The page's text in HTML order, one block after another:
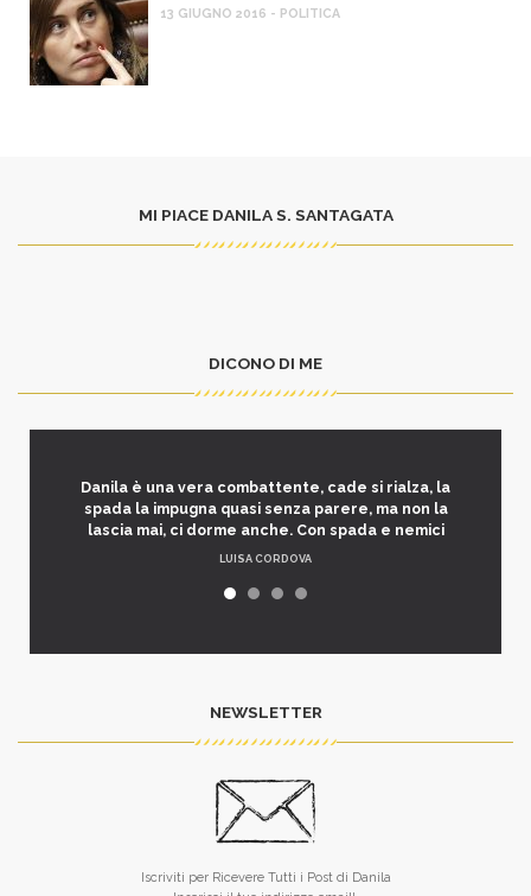
13 GIUGNO 2016 - POLITICA
MI PIACE DANILA S. SANTAGATA
DICONO DI ME
Danila è una vera combattente, cade si rialza, la
spada la impugna quasi senza parere, ma non la
lascia mai, ci dorme anche. Con spada e nemici
LUISA CORDOVA
NEWSLETTER
Iscriviti per Ricevere Tutti i Post di Danila